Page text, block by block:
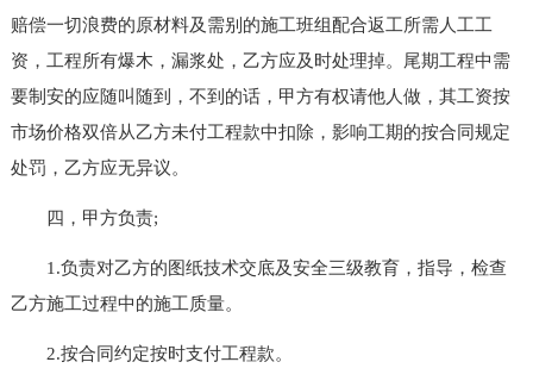
赔偿一切浪费的原材料及需别的施工班组配合返工所需人工工
资，工程所有爆木，漏浆处，乙方应及时处理掉。尾期工程中需
要制安的应随叫随到，不到的话，甲方有权请他人做，其工资按
市场价格双倍从乙方未付工程款中扣除，影响工期的按合同规定
处罚，乙方应无异议。
四，甲方负责;
1.负责对乙方的图纸技术交底及安全三级教育，指导，检查
乙方施工过程中的施工质量。
2.按合同约定按时支付工程款。